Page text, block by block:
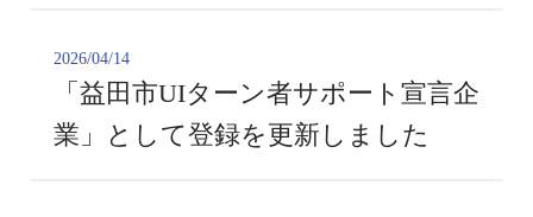
2026/04/14
「益田市UIターン者サポート宣言企
業」として登録を更新しました